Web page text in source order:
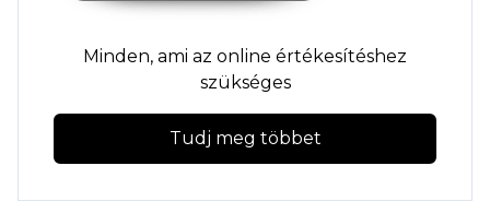
Minden, ami az online értékesítéshez
szükséges
Tudj meg többet